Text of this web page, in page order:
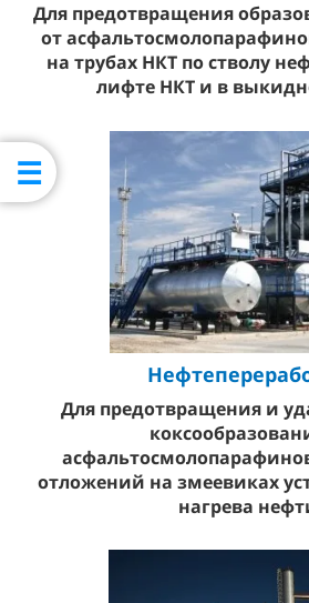
Для предотвращения
от
на трубах НКТ по стволу
лифте НКТ и в
Для предотвращения и
отложений на змеевиках
нагрева